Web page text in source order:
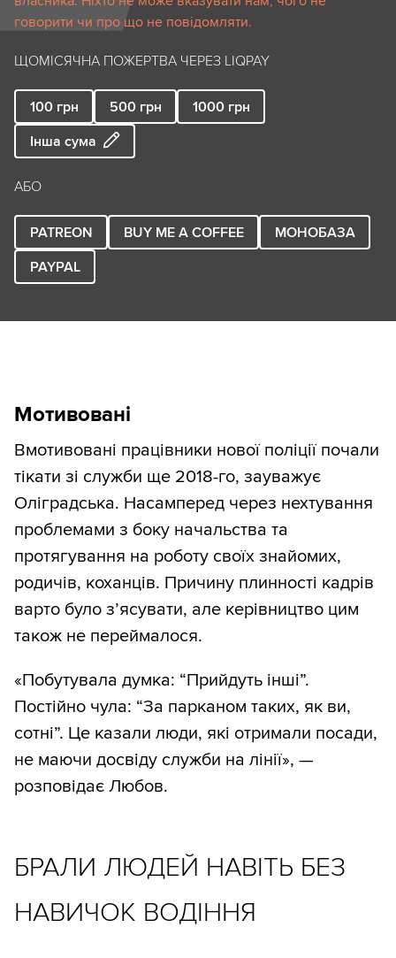
говорити чи про що не повідомляти.
ЩОМІСЯЧНА ПОЖЕРТВА ЧЕРЕЗ LIQPAY
100 грн 500 грн 1000 грн
Інша сума
АБО
PATREON BUY ME A COFFEE
МОНОБАЗА
PAYPAL
Мотивовані
Вмотивовані працівники нової поліції почали
тікати зі служби ще 2018-го, зауважує
Оліградська. Насамперед через нехтування
проблемами з боку начальства та
протягування на роботу своїх знайомих,
родичів, коханців. Причину плинності кадрів
варто було з’ясувати, але керівництво цим
також не переймалося.
«Побутувала думка: “Прийдуть інші”.
Постійно чула: “За парканом таких, як ви,
сотні”. Це казали люди, які отримали посади,
не маючи досвіду служби на лінії», —
розповідає Любов.
БРАЛИ ЛЮДЕЙ НАВІТЬ БЕЗ
НАВИЧОК ВОДІННЯ